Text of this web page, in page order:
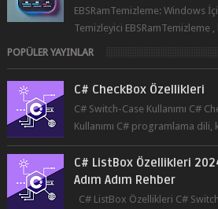
EBSRamTemizleme: Windows
Temizleyici EBSRamTemizleme
RAM kullanı...
POPÜLER YAYINLAR
C# CheckBox Özellikleri
C# Switch-Case Kullanımı C#
Kullanımı C# programlama dili,
üzerinde seçim yapma...
C# ListBox Özellikleri
Adım Adım Rehber
C# ListBox Özellikleri C#